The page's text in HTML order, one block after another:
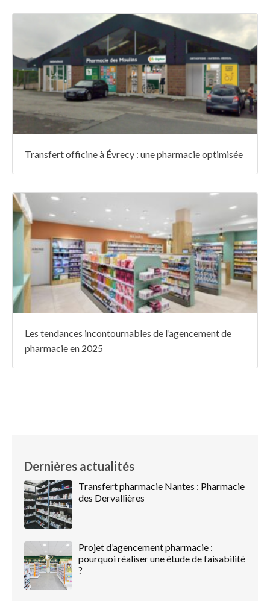
Transfert officine à Évrecy : une pharmacie optimisée
Les tendances incontournables de l’agencement de
pharmacie en 2025
Dernières actualités
Transfert pharmacie Nantes : Pharmacie
des Dervallières
Projet d’agencement pharmacie :
pourquoi réaliser une étude de faisabilité
?